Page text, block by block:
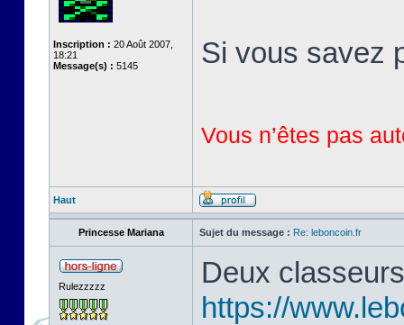
Inscription : 20 Août 2007,
18:21
Message(s) : 5145 Si vous savez
Vous n’êtes pas
Haut
Princesse Mariana Sujet du message : Re: leboncoin.fr
Rulezzzzz
Deux
https://